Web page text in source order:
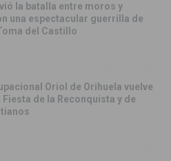
la batalla entre moros y
una espectacular guerrilla de
del Castillo
Oriol de Orihuela vuelve
de la Reconquista y de